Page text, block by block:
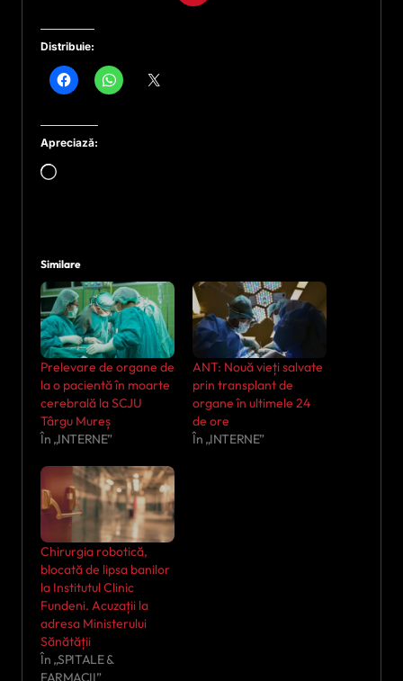
Distribuie:
Apreciază:
Încarc...
Similare
Prelevare de organe de
la o pacientă în moarte
cerebrală la SCJU
Târgu Mureș
În „INTERNE”
ANT: Nouă vieți salvate
prin transplant de
organe în ultimele 24
de ore
În „INTERNE”
Chirurgia robotică,
blocată de lipsa banilor
la Institutul Clinic
Fundeni. Acuzații la
adresa Ministerului
Sănătății
În „SPITALE &
FARMACII”